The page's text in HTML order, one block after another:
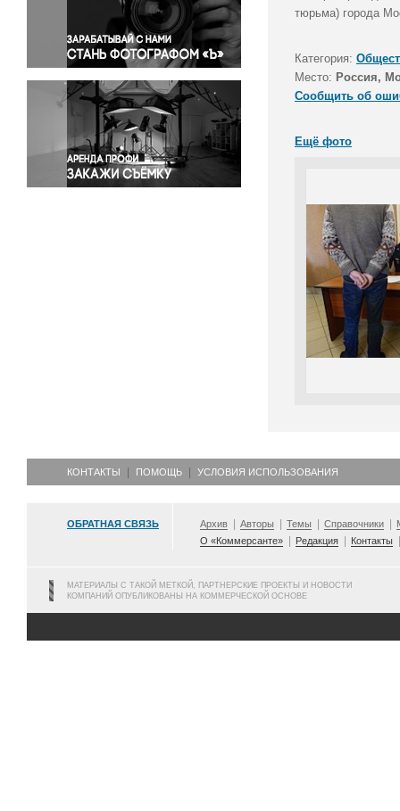
Правосудие
Происшествия и конфликты
Религия
Светская жизнь
Спорт
Экология
Экономика и бизнес
тюрьма) города
Категория:
Место: Россия,
Сообщить об
Ещё фото
КОНТАКТЫ ПОМОЩЬ УСЛОВИЯ ИСПОЛЬЗОВАНИЯ
ОБРАТНАЯ СВЯЗЬ Архив Авторы Темы Справочники
О «Коммерсанте»
Редакция Контакты
МАТЕРИАЛЫ С ТАКОЙ МЕТКОЙ, ПАРТНЕРСКИЕ ПРОЕКТЫ И НОВОСТИ
КОМПАНИЙ ОПУБЛИКОВАНЫ НА КОММЕРЧЕСКОЙ ОСНОВЕ